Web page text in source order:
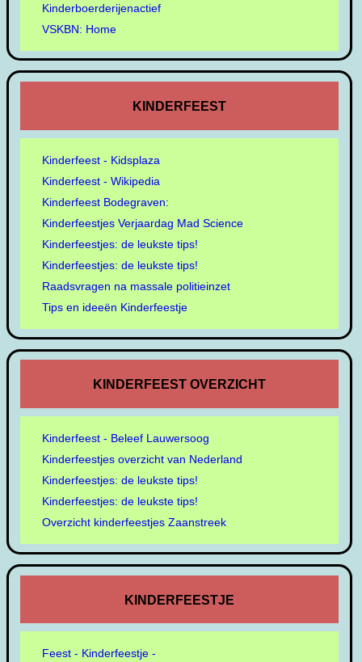
Kinderboerderijenactief
VSKBN: Home
KINDERFEEST
Kinderfeest - Kidsplaza
Kinderfeest - Wikipedia
Kinderfeest Bodegraven:
Kinderfeestjes Verjaardag Mad Science
Kinderfeestjes: de leukste tips!
Kinderfeestjes: de leukste tips!
Raadsvragen na massale politieinzet
Tips en ideeën Kinderfeestje
KINDERFEEST OVERZICHT
Kinderfeest - Beleef Lauwersoog
Kinderfeestjes overzicht van Nederland
Kinderfeestjes: de leukste tips!
Kinderfeestjes: de leukste tips!
Overzicht kinderfeestjes Zaanstreek
KINDERFEESTJE
Feest - Kinderfeestje -